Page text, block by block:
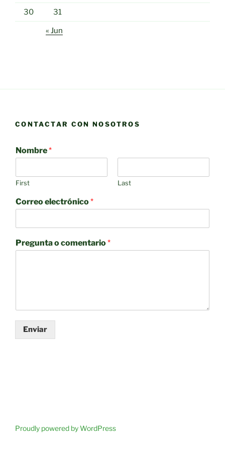
30 31
« Jun
CONTACTAR CON NOSOTROS
Nombre*
First Last
Correo electrónico*
Pregunta o comentario*
Enviar
Proudly powered by WordPress